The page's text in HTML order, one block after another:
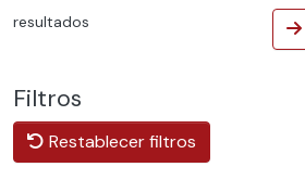
resultados
Filtros
Restablecer filtros